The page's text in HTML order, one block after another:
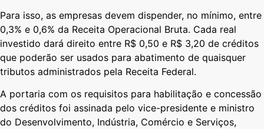
Para isso, as empresas devem dispender, no mínimo, entre
0,3% e 0,6% da Receita Operacional Bruta. Cada real
investido dará direito entre R$ 0,50 e R$ 3,20 de créditos
que poderão ser usados para abatimento de quaisquer
tributos administrados pela Receita Federal.
A portaria com os requisitos para habilitação e concessão
dos créditos foi assinada pelo vice-presidente e ministro
do Desenvolvimento, Indústria, Comércio e Serviços,